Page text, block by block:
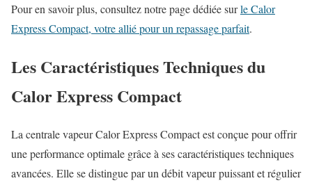
Pour en savoir plus, consultez notre page dédiée surle Calor
Express Compact, votre allié pour un repassage parfait.
Les Caractéristiques Techniques du
Calor Express Compact
La centrale vapeur Calor Express Compact est conçue pour offrir
une performance optimale grâce à ses caractéristiques techniques
avancées. Elle se distingue par un débit vapeur puissant et régulier